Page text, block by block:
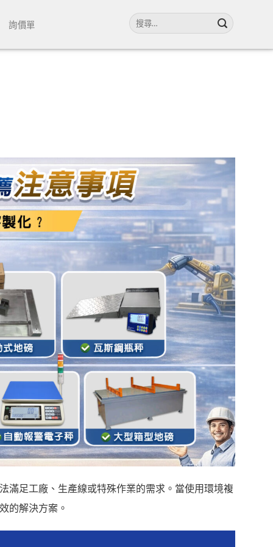
詢價單
搜
尋
鍵
滿足工廠、生產線或特殊作業的需求。當使用環境複
的解決方案。